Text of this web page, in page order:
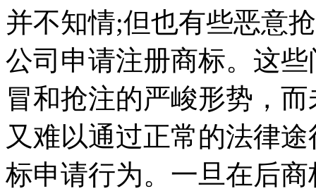
并不知情;但也有些恶意
公司申请注册商标。这
冒和抢注的严峻形势，
又难以通过正常的法律
标申请行为。一旦在后